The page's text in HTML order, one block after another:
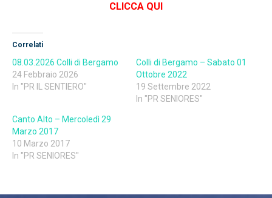
CLICCA QUI
Correlati
08.03.2026 Colli di Bergamo
24 Febbraio 2026
In "PR IL SENTIERO"
Colli di Bergamo – Sabato 01
Ottobre 2022
19 Settembre 2022
In "PR SENIORES"
Canto Alto – Mercoledì 29
Marzo 2017
10 Marzo 2017
In "PR SENIORES"